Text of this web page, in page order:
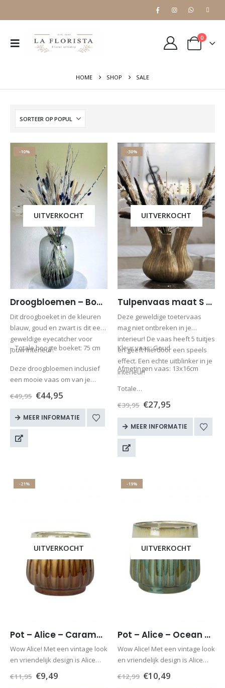
0
HOME SHOP SALE
-10%
UITVERKOCHT
Droogbloemen – Boeket Kyra (excl. vaas)
Dit droogboeket in de kleuren
blauw, goud en zwart is dit een
geweldige eyecatcher voor
jouw interieur.
– Totale hoogte boeket: 75 cm
Deze droogbloemen inclusief
een mooie vaas om van je…
€49,95 €44,95
MEER INFORMATIE
-30%
UITVERKOCHT
Tulpenvaas maat S met droogbloemen
Deze geweldige toetervaas
mag niet ontbreken in je
interieur! De vaas heeft 5 tuitjes
en geeft hierdoor een speels
effect. Een echte uitblinker in je
interieur!
Kleur vaas: Goud
Afmetingen vaas: 13x16cm
Totale…
€39,95 €27,95
MEER INFORMATIE
-21%
UITVERKOCHT
Pot – Alice – Caramel H14 H12
Wow Alice! Met een vintage look
en vriendelijk design is Alice
een echte spetter. Ze is
gemaakt van keramiek, en
€11,95 €9,49
-19%
UITVERKOCHT
Pot – Alice – Ocean – D15 x H14
Wow Alice! Met een vintage look
en vriendelijk design is Alice
een echte spetter. Ze is
gemaakt van keramiek, en
€12,99 €10,49